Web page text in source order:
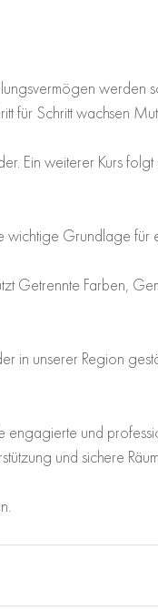
werden
für Schritt wachsen
Ein weiterer Kurs
wichtige Grundlage für
Getrennte Farben,
in unserer Region
engagierte und
und sichere